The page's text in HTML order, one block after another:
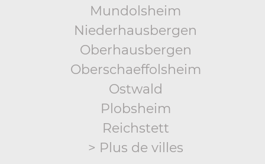
Mundolsheim
Niederhausbergen
Oberhausbergen
Oberschaeffolsheim
Ostwald
Plobsheim
Reichstett
> Plus de villes